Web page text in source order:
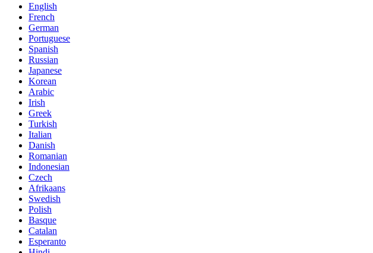
English
French
German
Portuguese
Spanish
Russian
Japanese
Korean
Arabic
Irish
Greek
Turkish
Italian
Danish
Romanian
Indonesian
Czech
Afrikaans
Swedish
Polish
Basque
Catalan
Esperanto